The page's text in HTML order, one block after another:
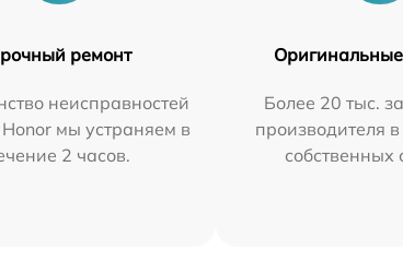
ремонт
неисправностей
мы устраняем в
2 часов.
Более 20 тыс.
производителя
собственных